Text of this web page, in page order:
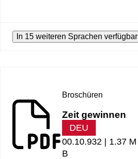
In 15 weiteren Sprachen verfügbar
Broschüren
Zeit gewinnen
DEU
00.10.932 | 1.37 M
B